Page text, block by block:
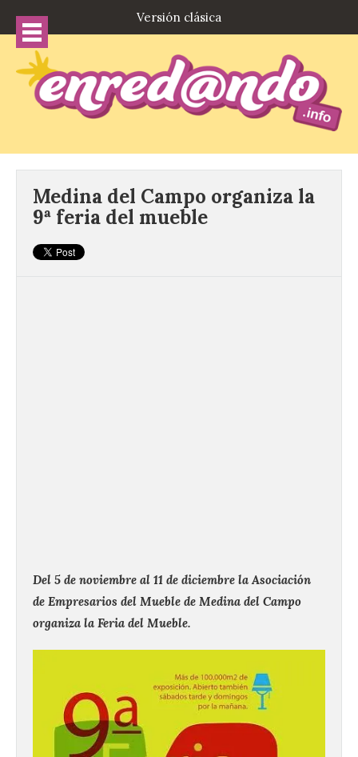
Versión clásica
Medina del Campo organiza la
9ª feria del mueble
Del 5 de noviembre al 11 de diciembre la Asociación
de Empresarios del Mueble de Medina del Campo
organiza la Feria del Mueble.